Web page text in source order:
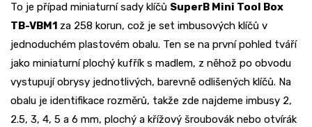
To je případ miniaturní sady klíčů SuperB Mini Tool Box
TB-VBM1 za 258 korun, což je set imbusových klíčů v
jednoduchém plastovém obalu. Ten se na první pohled tváří
jako miniaturní plochý kufřík s madlem, z něhož po obvodu
vystupují obrysy jednotlivých, barevně odlišených klíčů. Na
obalu je identifikace rozměrů, takže zde najdeme imbusy 2,
2.5, 3, 4, 5 a 6 mm, plochý a křížový šroubovák nebo otvírák